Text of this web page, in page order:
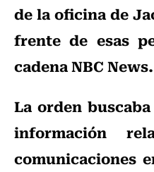
de la oficina de
frente de esas
cadena NBC News.
La orden
información
comunicaciones